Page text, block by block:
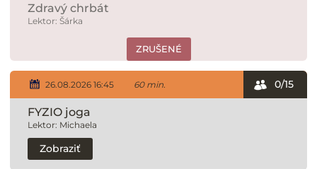
Zdravý chrbát
Lektor: Šárka
ZRUŠENÉ
26.08.2026 16:45 60 min.
FYZIO joga
Lektor: Michaela
0/15
Zobraziť